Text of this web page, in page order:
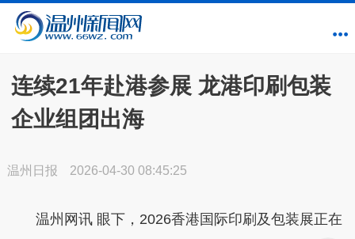
连续21年赴港参展 龙港印刷包装
企业组团出海
温州日报 2026-04-30 08:45:25
温州网讯 眼下，2026香港国际印刷及包装展正在